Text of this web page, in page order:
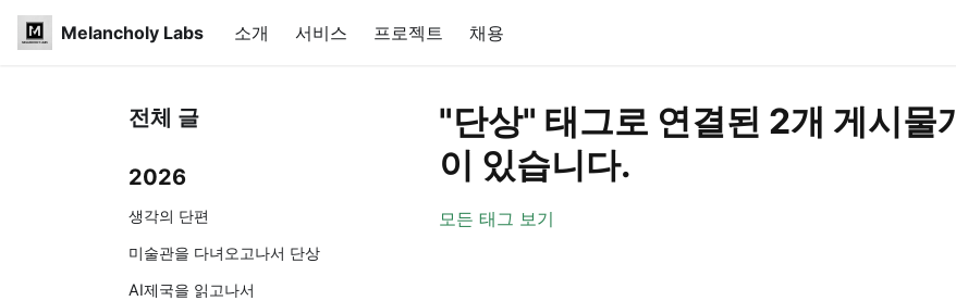
Melancholy Labs 소개 서비스 프로젝트 채용
전체 글
2026
생각의 단편
미술관을 다녀오고나서 단상
AI제국을 읽고나서
"단상" 태그로 연결된 2개 게시물
이 있습니다.
모든 태그 보기